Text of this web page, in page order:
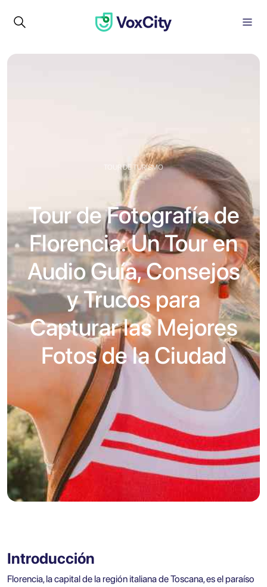
TOUR DE TURISMO
Tour de Fotografía de
Florencia: Un Tour en
Audio Guía, Consejos
y Trucos para
Capturar las Mejores
Fotos de la Ciudad
Introducción
Florencia, la capital de la región italiana de Toscana, es el paraíso